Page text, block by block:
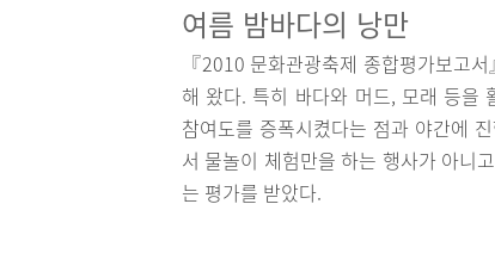
여름 밤바다의 낭만
『2010 문화관광축제 종합평가보고
해 왔다. 특히 바다와 머드, 모래 등을
참여도를 증폭시켰다는 점과 야간에
서 물놀이 체험만을 하는 행사가 아니
는 평가를 받았다.